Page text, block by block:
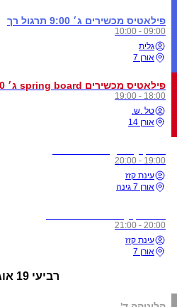
פילאטיס מכשירים ג׳ 9:00 תרגול רך
09:00 - 10:00
גלית
אורן 7
פילאטיס מכשירים spring board ג׳ 18:00 כל הרמות (אורן 14)
18:00 - 19:00
טל .ש.
אורן 14
19:00 - 20:00
עינת קזז
אורן 7 גינה
20:00 - 21:00
עינת קזז
אורן 7
רביעי 19 אוגוסט